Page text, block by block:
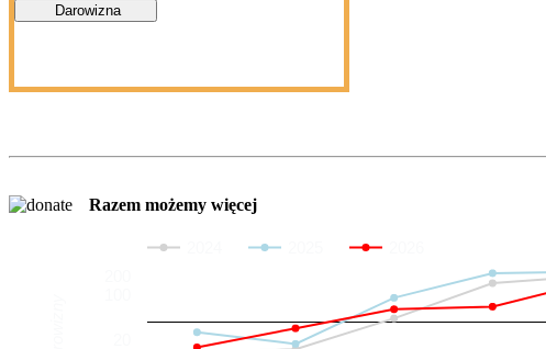
Darowizna
Razem możemy więcej